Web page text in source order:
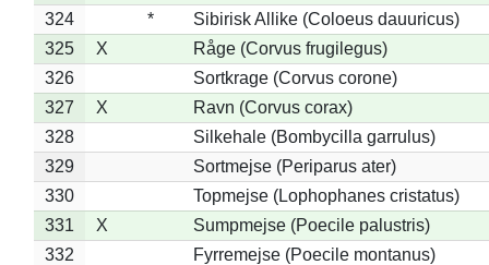
324
*
Sibirisk Allike (Coloeus dauuricus)
325
X
Råge (Corvus frugilegus)
326
Sortkrage (Corvus corone)
327
X
Ravn (Corvus corax)
328
Silkehale (Bombycilla garrulus)
329
Sortmejse (Periparus ater)
330
Topmejse (Lophophanes cristatus)
331
X
Sumpmejse (Poecile palustris)
332
Fyrremejse (Poecile montanus)